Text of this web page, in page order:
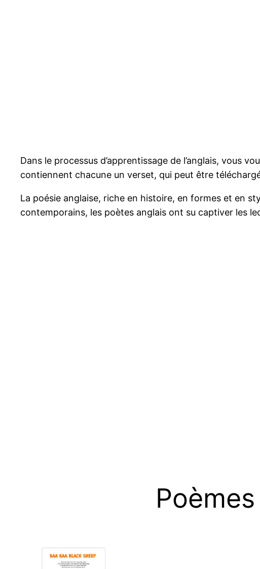
Dans le processus d’apprentissage de l’anglais, vous
contiennent chacune un verset, qui peut être
La poésie anglaise, riche en histoire, en formes et en
contemporains, les poètes anglais ont su captiver les